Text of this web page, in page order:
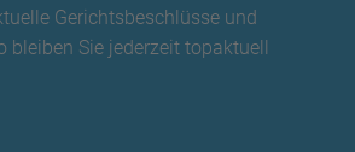
Gerichtsbeschlüsse und
bleiben Sie jederzeit topaktuell